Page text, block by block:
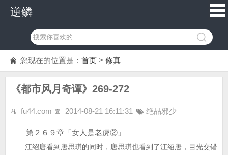
逆鳞
您现在的位置是： 首页 > 修真
《都市风月奇谭》269-272
fu44.com 2014-08-21 16:11:31 绝品邪少
第２６９章「女人是老虎②」
江绍唐看到唐思琪的同时，唐思琪也看到了江绍唐，目光交错